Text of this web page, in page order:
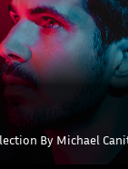
By Michael